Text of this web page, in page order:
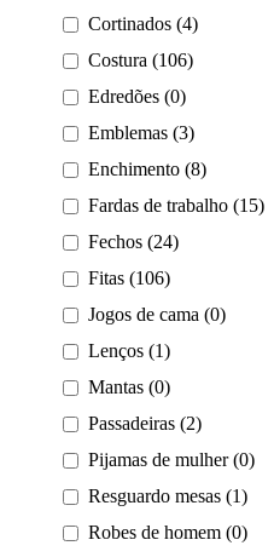
Cortinados (4)
Costura (106)
Edredões (0)
Emblemas (3)
Enchimento (8)
Fardas de trabalho (15)
Fechos (24)
Fitas (106)
Jogos de cama (0)
Lenços (1)
Mantas (0)
Passadeiras (2)
Pijamas de mulher (0)
Resguardo mesas (1)
Robes de homem (0)